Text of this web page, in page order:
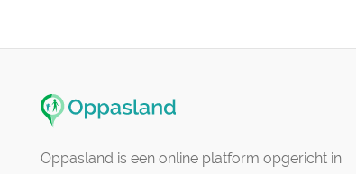
Oppasland is een online platform opgericht in